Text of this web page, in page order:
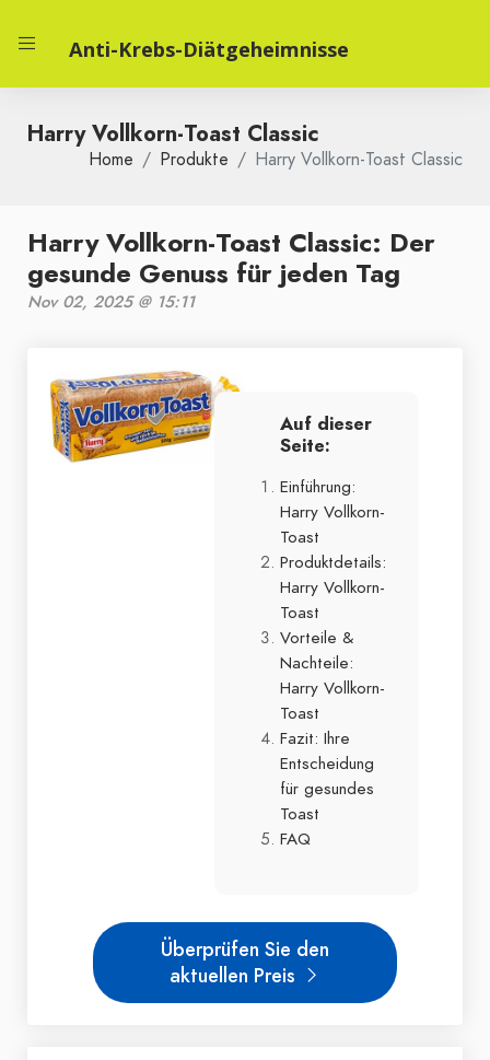
Anti-Krebs-Diätgeheimnisse
Harry Vollkorn-Toast Classic
Home Produkte Harry Vollkorn-Toast Classic
Harry Vollkorn-Toast Classic: Der
gesunde Genuss für jeden Tag
Nov 02, 2025 @ 15:11
Auf dieser
Seite:
Einführung:
Harry Vollkorn-
Toast
Produktdetails:
Harry Vollkorn-
Toast
Vorteile &
Nachteile:
Harry Vollkorn-
Toast
Fazit: Ihre
Entscheidung
für gesundes
Toast
FAQ
Überprüfen Sie den
aktuellen Preis